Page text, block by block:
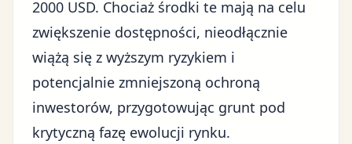
2000 USD. Chociaż środki te mają na celu
zwiększenie dostępności, nieodłącznie
wiążą się z wyższym ryzykiem i
potencjalnie zmniejszoną ochroną
inwestorów, przygotowując grunt pod
krytyczną fazę ewolucji rynku.